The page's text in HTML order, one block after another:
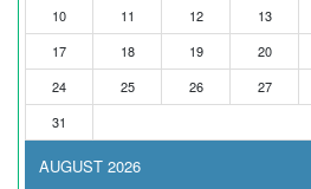
AUGUST 2026
10
11 12 13
17
18 19 20
24
25 26 27
31